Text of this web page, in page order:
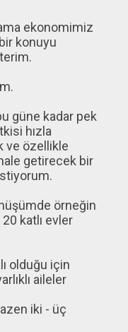
ekonomimiz
konuyu
güne kadar pek
hızla
ve özellikle
getirecek bir
örneğin
20 katlı evler
olduğu için
aileler
iki - üç